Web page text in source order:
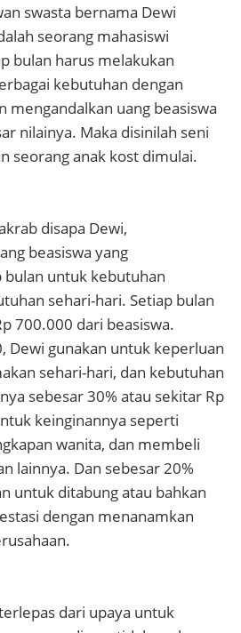
swasta bernama Dewi
seorang mahasiswi
bulan harus melakukan
kebutuhan dengan
mengandalkan uang beasiswa
nilainya. Maka disinilah seni
seorang anak kost dimulai.
disapa Dewi,
beasiswa yang
bulan untuk kebutuhan
sehari-hari. Setiap bulan
700.000 dari beasiswa.
Dewi gunakan untuk keperluan
sehari-hari, dan kebutuhan
sebesar 30% atau sekitar Rp
keinginannya seperti
wanita, dan membeli
lainnya. Dan sebesar 20%
untuk ditabung atau bahkan
dengan menanamkan
dari upaya untuk